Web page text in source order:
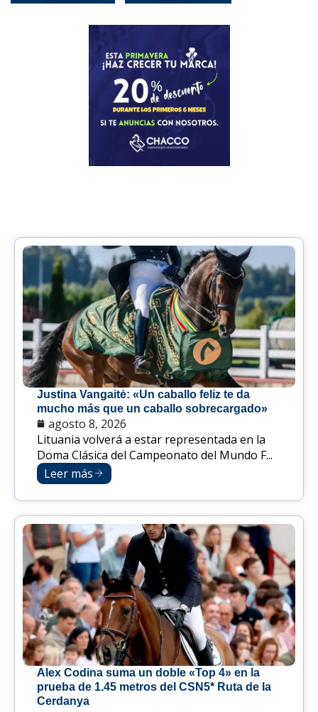
Justina Vangaitė: «Un caballo feliz te da
mucho más que un caballo sobrecargado»
agosto 8, 2026
Lituania volverá a estar representada en la
Doma Clásica del Campeonato del Mundo F...
Leer más
Alex Codina suma un doble «Top 4» en la
prueba de 1.45 metros del CSN5* Ruta de la
Cerdanya